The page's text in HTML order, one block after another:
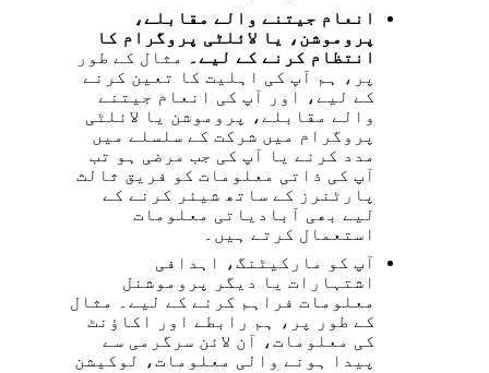
انعام جیتنے والے مقابلے،
پروموشن، یا لائلٹی پروگرام کا
انتظام کرنے کے لیے۔
مثال کے طور
پر، ہم آپ کی اہلیت کا تعین کرنے
کے لیے، اور آپ کی انعام جیتنے
والے مقابلے، پروموشن یا لائلٹی
پروگرام میں شرکت کے سلسلے میں
مدد کرنے یا آپ کی جب مرضی ہو تب
آپ کی ذاتی معلومات کو فریق ثالث
پارٹنرز کے ساتھ شیئر کرنے کے
لیے بھی آبادیاتی معلومات
استعمال کرتے ہیں۔
آپ کو مارکیٹنگ، اہدافی
اشتہارات یا دیگر پروموشنل
معلومات فراہم کرنے کے لیے۔ مثال
کے طور پر، ہم رابطے اور اکاؤنٹ
کی معلومات، آن لائن سرگرمی سے
پیدا ہونے والی معلومات، لوکیشن